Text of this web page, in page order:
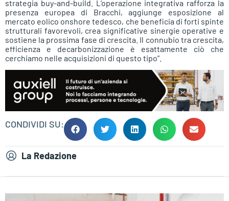
strategia buy-and-build. L’operazione integrativa rafforza la
presenza europea di Bracchi, aggiunge esposizione al
mercato eolico onshore tedesco, che beneficia di forti spinte
strutturali favorevoli, crea significative sinergie operative e
sostiene la prossima fase di crescita. Il connubio tra crescita,
efficienza e decarbonizzazione è esattamente ciò che
cerchiamo nelle acquisizioni di questo tipo”.
CONDIVIDI SU:
La Redazione